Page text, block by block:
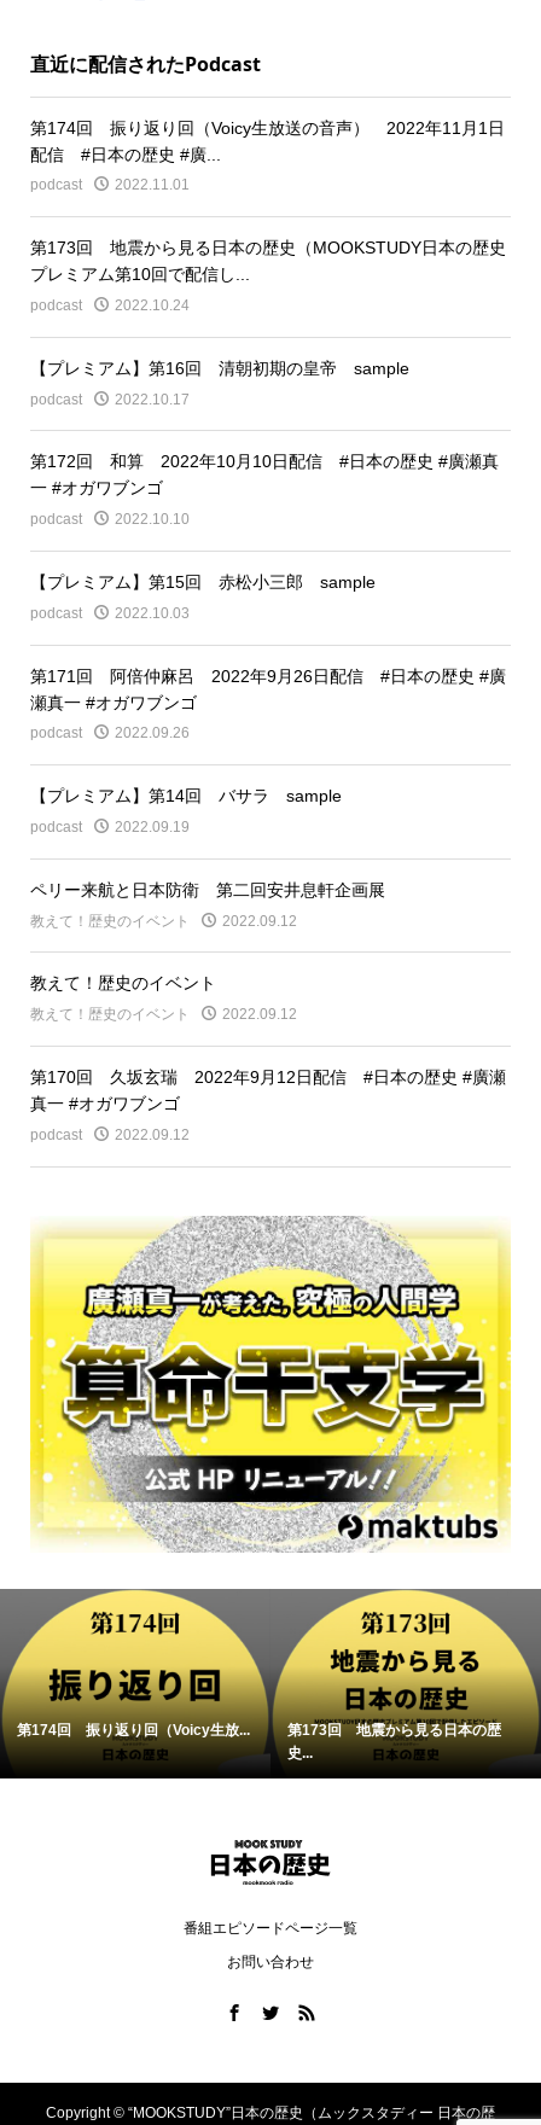
直近に配信されたPodcast
第174回 振り返り回（Voicy生放送の音声） 2022年11月1日
配信 #日本の歴史 #廣...
podcast 2022.11.01
第173回 地震から見る日本の歴史（MOOKSTUDY日本の歴史
プレミアム第10回で配信し...
podcast 2022.10.24
【プレミアム】第16回 清朝初期の皇帝 sample
podcast 2022.10.17
第172回 和算 2022年10月10日配信 #日本の歴史 #廣瀬真
一 #オガワブンゴ
podcast 2022.10.10
【プレミアム】第15回 赤松小三郎 sample
podcast 2022.10.03
第171回 阿倍仲麻呂 2022年9月26日配信 #日本の歴史 #廣
瀬真一 #オガワブンゴ
podcast 2022.09.26
【プレミアム】第14回 バサラ sample
podcast 2022.09.19
ペリー来航と日本防衛 第二回安井息軒企画展
教えて！歴史のイベント 2022.09.12
教えて！歴史のイベント
教えて！歴史のイベント 2022.09.12
第170回 久坂玄瑞 2022年9月12日配信 #日本の歴史 #廣瀬
真一 #オガワブンゴ
podcast 2022.09.12
第174回 振り返り回（Voicy生放...
第173回 地震から見る日本の歴
史...
番組エピソードページ一覧
お問い合わせ
Copyright © “MOOKSTUDY”日本の歴史（ムックスタディー 日本の歴